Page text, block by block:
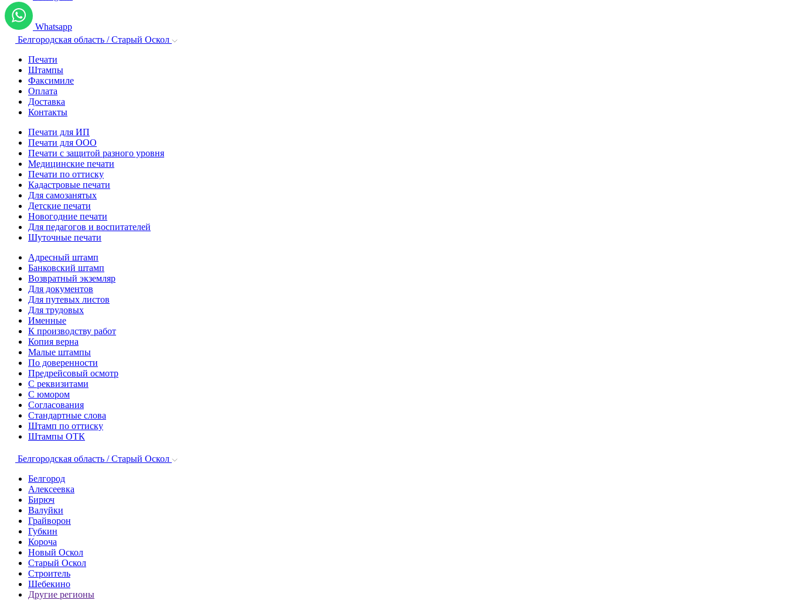
Whatsapp
Белгородская область / Старый Оскол
Печати
Штампы
Факсимиле
Оплата
Доставка
Контакты
Печати для ИП
Печати для ООО
Печати с защитой разного уровня
Медицинские печати
Печати по оттиску
Кадастровые печати
Для самозанятых
Детские печати
Новогодние печати
Для педагогов и воспитателей
Шуточные печати
Адресный штамп
Банковский штамп
Возвратный экземляр
Для документов
Для путевых листов
Для трудовых
Именные
К производству работ
Копия верна
Малые штампы
По доверенности
Предрейсовый осмотр
С реквизитами
С юмором
Согласования
Стандартные слова
Штамп по оттиску
Штампы ОТК
Белгородская область / Старый Оскол
Белгород
Алексеевка
Бирюч
Валуйки
Грайворон
Губкин
Короча
Новый Оскол
Старый Оскол
Строитель
Шебекино
Другие регионы